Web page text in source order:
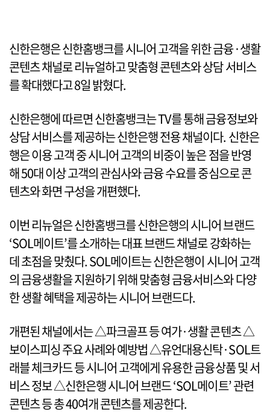
신한은행은 신한홈뱅크를 시니어 고객을 위한 금융·생활
콘텐츠 채널로 리뉴얼하고 맞춤형 콘텐츠와 상담 서비스
를 확대했다고 8일 밝혔다.
신한은행에 따르면 신한홈뱅크는 TV를 통해 금융정보와
상담 서비스를 제공하는 신한은행 전용 채널이다. 신한은
행은 이용 고객 중 시니어 고객의 비중이 높은 점을 반영
해 50대 이상 고객의 관심사와 금융 수요를 중심으로 콘
텐츠와 화면 구성을 개편했다.
이번 리뉴얼은 신한홈뱅크를 신한은행의 시니어 브랜드
‘SOL메이트’를 소개하는 대표 브랜드 채널로 강화하는
데 초점을 맞췄다. SOL메이트는 신한은행이 시니어 고객
의 금융생활을 지원하기 위해 맞춤형 금융서비스와 다양
한 생활 혜택을 제공하는 시니어 브랜드다.
개편된 채널에서는 △파크골프 등 여가·생활 콘텐츠 △
보이스피싱 주요 사례와 예방법 △유언대용신탁·SOL트
래블 체크카드 등 시니어 고객에게 유용한 금융상품 및 서
비스 정보 △신한은행 시니어 브랜드 ‘SOL메이트’ 관련
콘텐츠 등 총 40여개 콘텐츠를 제공한다.